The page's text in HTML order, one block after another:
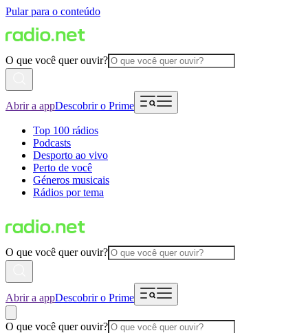
Pular para o conteúdo
O que você quer ouvir?
Abrir a appDescobrir o Prime
Top 100 rádios
Podcasts
Desporto ao vivo
Perto de você
Géneros musicais
Rádios por tema
O que você quer ouvir?
Abrir a appDescobrir o Prime
O que você quer ouvir?